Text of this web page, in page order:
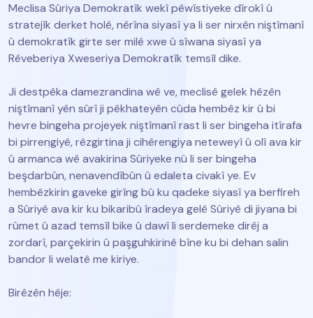
Meclisa Sûriya Demokratîk wekî pêwîstiyeke dîrokî û
stratejîk derket holê, nêrîna siyasî ya li ser nirxên niştîmanî
û demokratîk girte ser milê xwe û sîwana siyasî ya
Rêveberiya Xweseriya Demokratîk temsîl dike.
Ji destpêka damezrandina wê ve, meclisê gelek hêzên
niştîmanî yên sûrî ji pêkhateyên cûda hembêz kir û bi
hevre bingeha projeyek niştîmanî rast li ser bingeha itîrafa
bi pirrengiyê, rêzgirtina ji cihêrengiya neteweyî û olî ava kir
û armanca wê avakirina Sûriyeke nû li ser bingeha
beşdarbûn, nenavendîbûn û edaleta civakî ye. Ev
hembêzkirin gaveke girîng bû ku qadeke siyasî ya berfireh
a Sûriyê ava kir ku bikaribû îradeya gelê Sûriyê di jiyana bi
rûmet û azad temsîl bike û dawî li serdemeke dirêj a
zordarî, parçekirin û paşguhkirinê bîne ku bi dehan salin
bandor li welatê me kiriye.
Birêzên hêje: